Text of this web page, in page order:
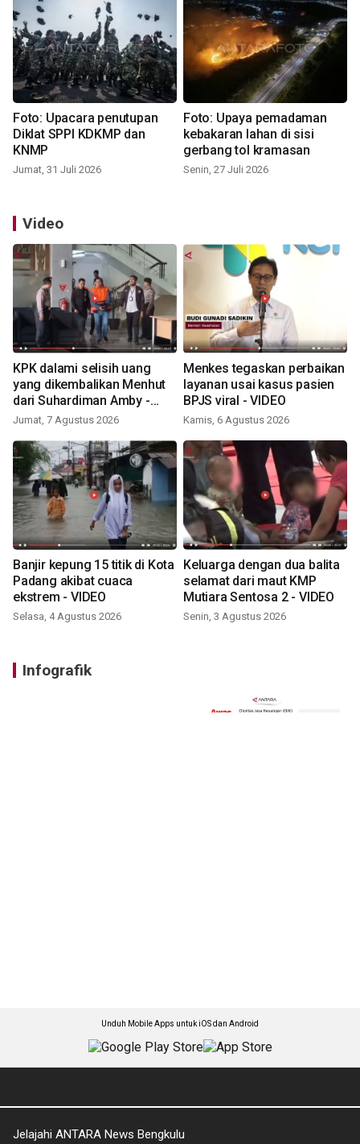
Foto: Upacara penutupan
Diklat SPPI KDKMP dan
KNMP
Jumat, 31 Juli 2026
Foto: Upaya pemadaman
kebakaran lahan di sisi
gerbang tol kramasan
Senin, 27 Juli 2026
Video
KPK dalami selisih uang
yang dikembalikan Menhut
dari Suhardiman Amby -
VIDEO
Jumat, 7 Agustus 2026
Menkes tegaskan perbaikan
layanan usai kasus pasien
BPJS viral - VIDEO
Kamis, 6 Agustus 2026
Banjir kepung 15 titik di Kota
Padang akibat cuaca
ekstrem - VIDEO
Selasa, 4 Agustus 2026
Keluarga dengan dua balita
selamat dari maut KMP
Mutiara Sentosa 2 - VIDEO
Senin, 3 Agustus 2026
Infografik
Unduh Mobile Apps untuk iOS dan Android
Jelajahi ANTARA News Bengkulu